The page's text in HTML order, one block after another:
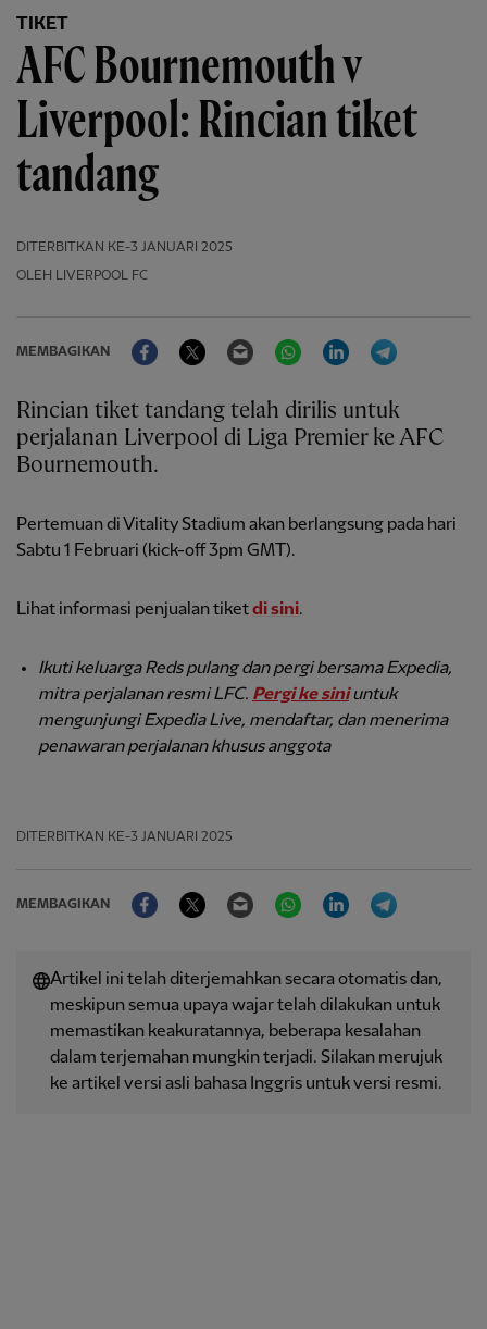
TIKET
AFC Bournemouth v
Liverpool: Rincian tiket
tandang
DITERBITKAN KE-3 JANUARI 2025
OLEH LIVERPOOL FC
MEMBAGIKAN
FacebookTwitter Email WhatsAppLinkedIn
Rincian tiket tandang telah dirilis untuk
perjalanan Liverpool di Liga Premier ke AFC
Bournemouth.
Pertemuan di Vitality Stadium akan berlangsung pada hari
Sabtu 1 Februari (kick-off 3pm GMT).
Lihat informasi penjualan tiketdi sini.
Ikuti keluarga Reds pulang dan pergi bersama Expedia,
mitra perjalanan resmi LFC. Pergi ke sini untuk
mengunjungi Expedia Live, mendaftar, dan menerima
penawaran perjalanan khusus anggota
DITERBITKAN KE-3 JANUARI 2025
MEMBAGIKAN
FacebookTwitter Email WhatsAppLinkedIn
Artikel ini telah diterjemahkan secara otomatis dan,
meskipun semua upaya wajar telah dilakukan untuk
memastikan keakuratannya, beberapa kesalahan
dalam terjemahan mungkin terjadi. Silakan merujuk
ke artikel versi asli bahasa Inggris untuk versi resmi.